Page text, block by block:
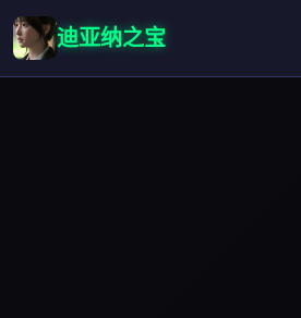
迪亚纳之宝